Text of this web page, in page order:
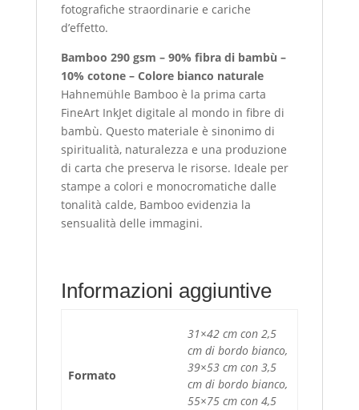
fotografiche straordinarie e cariche
d’effetto.
Bamboo 290 gsm – 90% fibra di bambù –
10% cotone – Colore bianco naturale
Hahnemühle Bamboo è la prima carta
FineArt InkJet digitale al mondo in fibre di
bambù. Questo materiale è sinonimo di
spiritualità, naturalezza e una produzione
di carta che preserva le risorse. Ideale per
stampe a colori e monocromatiche dalle
tonalità calde, Bamboo evidenzia la
sensualità delle immagini.
Informazioni aggiuntive
Formato
31×42 cm con 2,5
cm di bordo bianco,
39×53 cm con 3,5
cm di bordo bianco,
55×75 cm con 4,5